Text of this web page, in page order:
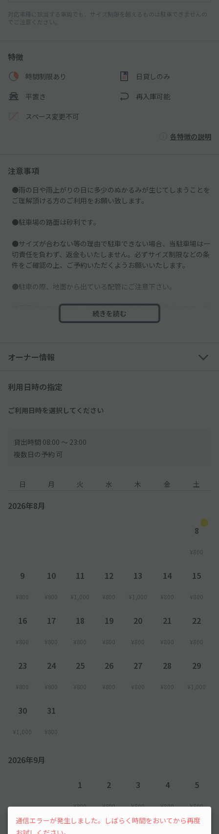
対応車種に該当する車両でも、サイズ制限を超えるものは駐車できませんの
でご注意ください。
特徴
時間制限あり 日貸しのみ
平置き 再入庫可能
スペース変更不可
各特徴の説明
注意事項
●雨の日や雨上がりの日に多少のぬかるみが生じてしまうことを
ご理解頂ける方のご利用をお願い致します。
●駐車場の路面は砂利です。
●サイズが合わない等の理由で駐車できない場合、当駐車場は一
切責任を負わず、返金もいたしません。必ずサイズ制限などの条
件をご確認の上、ご予約いただくようお願いいたします。
●駐車の際、地面から出ている配管にご注意下さい。
●区画線はありません。駐車場内には他の車も駐車するので、掲
載写真で駐車位置を確認し、ご利用ください。
意ください。
続きを読む
オーナー情報
利用日時の指定
ご利用日時を選択してください
貸出時間 08:00 〜 23:00
複数日の予約 可
日 月 火 水 木 金 土
2026年8月
8
¥800
9
¥800
10
¥800
11
¥1,000
12
¥800
13
¥1,000
14
¥800
15
¥800
16
¥800
17
¥800
18
¥800
19
¥800
20
¥800
21
¥800
22
¥800
23
¥800
24
¥800
25
¥800
26
¥800
27
¥800
28
¥800
29
¥1,000
30
¥1,000
31
¥800
2026年9月
1
¥800
2
¥800
3
¥800
4
¥800
5
¥800
6 7
通信エラーが発生しました。しばらく時間をおいてから再度